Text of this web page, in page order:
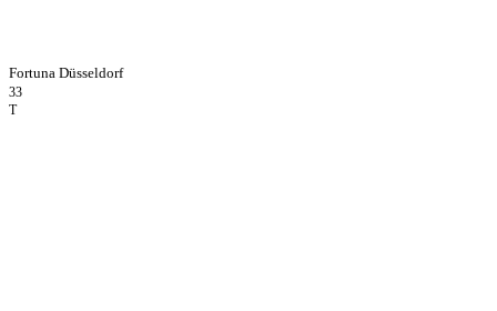
Fortuna Düsseldorf
33
T